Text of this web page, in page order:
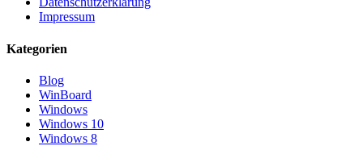
Impressum
Kategorien
Blog
WinBoard
Windows
Windows 10
Windows 8